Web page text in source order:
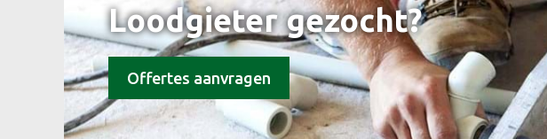
Loodgieter gezocht?
Offertes aanvragen